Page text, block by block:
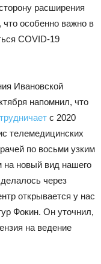
расширения
особенно важно в
COVID-19
Ивановской
напомнил, что
с 2020
телемедицинских
по восьми узким
новый вид нашего
через
открывается у нас
Фокин. Он уточнил,
на ведение